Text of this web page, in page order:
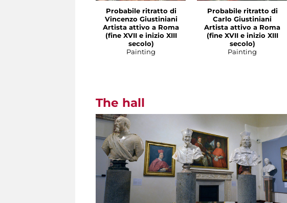
Probabile ritratto di
Vincenzo Giustiniani
Artista attivo a Roma
(fine XVII e inizio XIII
secolo)
Painting
Probabile ritratto di
Carlo Giustiniani
Artista attivo a Roma
(fine XVII e inizio XIII
secolo)
Painting
The hall